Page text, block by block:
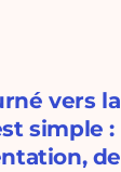
vers la
simple :
de